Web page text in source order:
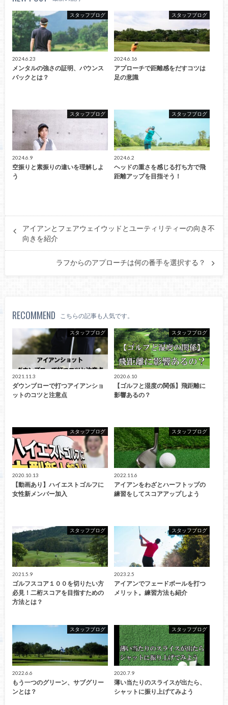
スタッフブログ
2024.6.23
メンタルの強さの証明、バウンス
バックとは？
スタッフブログ
2024.6.16
アプローチで距離感をだすコツは
足の意識
スタッフブログ
2024.6.9
空振りと素振りの違いを理解しよ
う
スタッフブログ
2024.6.2
ヘッドの重さを感じる打ち方で飛
距離アップを目指そう！
アイアンとフェアウェイウッドとユーティリティーの向き不
向きを紹介
ラフからのアプローチは何の番手を選択する？
RECOMMEND こちらの記事も人気です。
スタッフブログ
2021.11.3
ダウンブローで打つアイアンショ
ットのコツと注意点
スタッフブログ
2020.6.10
【ゴルフと湿度の関係】飛距離に
影響あるの？
スタッフブログ
2020.10.13
【動画あり】ハイエストゴルフに
女性新メンバー加入
スタッフブログ
2022.11.6
アイアンをわざとハーフトップの
練習をしてスコアアップしよう
スタッフブログ
2021.5.9
ゴルフスコア１００を切りたい方
必見！二桁スコアを目指すための
方法とは？
スタッフブログ
2023.2.5
アイアンでフェードボールを打つ
メリット。練習方法も紹介
スタッフブログ
2022.6.6
もう一つのグリーン、サブグリー
ンとは？
スタッフブログ
2020.7.9
薄い当たりのスライスが出たら、
シャットに振り上げてみよう